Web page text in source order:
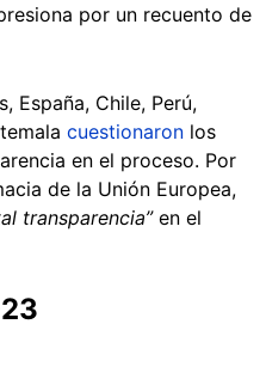
por un recuento de
España, Chile, Perú,
cuestionaron los
en el proceso. Por
de la Unión Europea,
transparencia”en el